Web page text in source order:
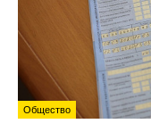
Общество